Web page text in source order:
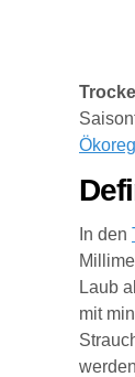
In den
Laub
mit